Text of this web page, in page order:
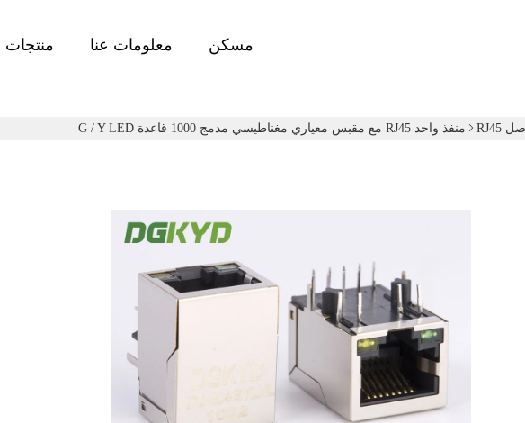
مسكن معلومات عنا منتجات
منفذ واحد RJ45 مع مقبس معياري مغناطيسي مدمج 1000 قاعدة G / Y LED